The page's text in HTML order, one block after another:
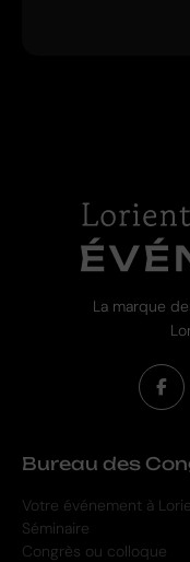
La marque
Bureau des
Votre événement à
Séminaire
Congrès ou colloque